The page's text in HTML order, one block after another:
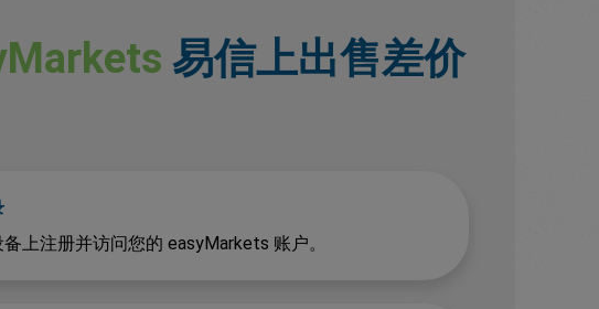
易信上出售差价
上注册并访问您的 easyMarkets 账户。